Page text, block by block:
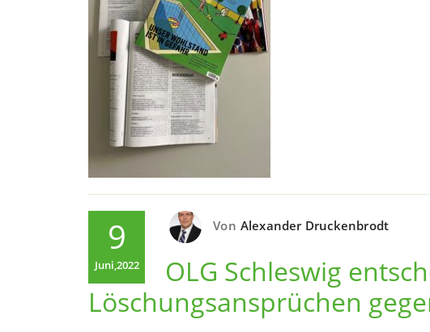
9
Juni,2022
Von Alexander Druckenbrodt
OLG Schleswig
Löschungsansprüchen